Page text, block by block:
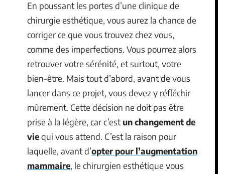
En poussant les portes d’une clinique de
chirurgie esthétique, vous aurez la chance de
corriger ce que vous trouvez chez vous,
comme des imperfections. Vous pourrez alors
retrouver votre sérénité, et surtout, votre
bien-être. Mais tout d’abord, avant de vous
lancer dans ce projet, vous devez y réfléchir
mûrement. Cette décision ne doit pas être
prise à la légère, car c’est un changement de
viequi vous attend. C’est la raison pour
laquelle, avant d’opter pour l’augmentation
mammaire, le chirurgien esthétique vous